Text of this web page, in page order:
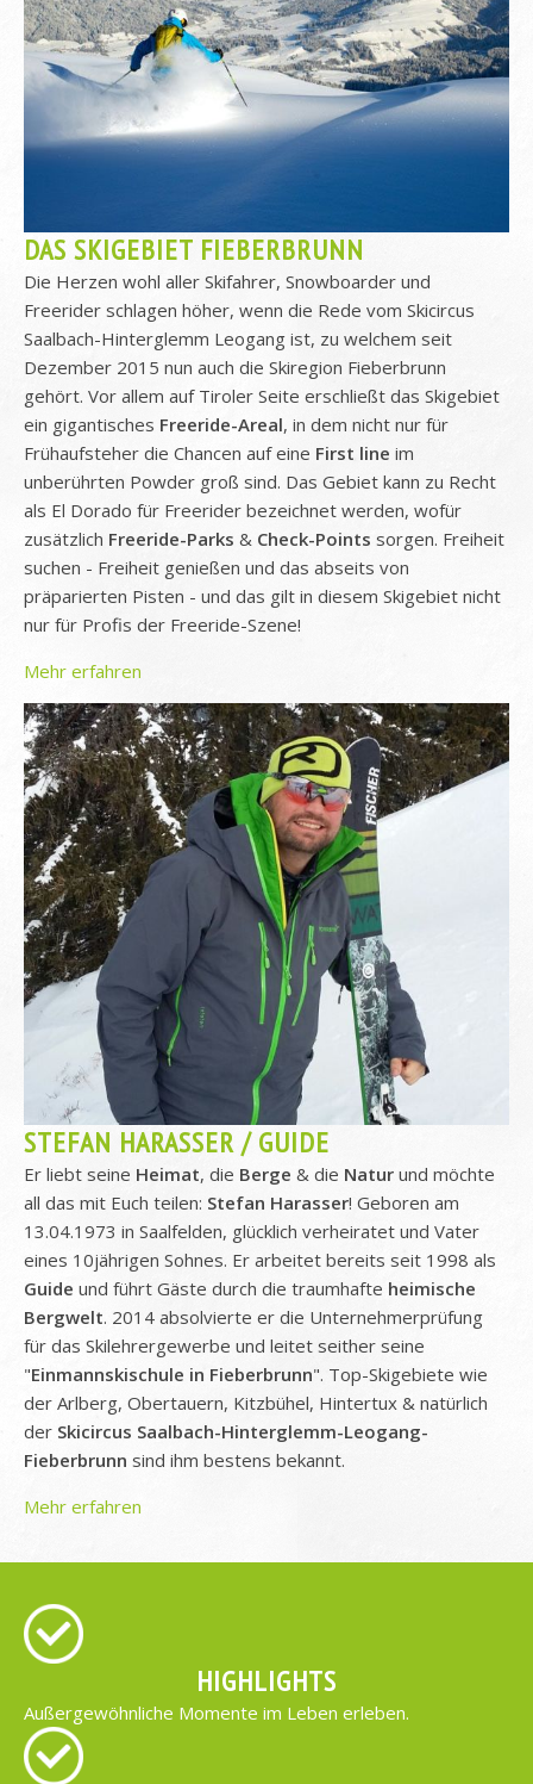
DAS SKIGEBIET FIEBERBRUNN
Die Herzen wohl aller Skifahrer, Snowboarder und
Freerider schlagen höher, wenn die Rede vom Skicircus
Saalbach-Hinterglemm Leogang ist, zu welchem seit
Dezember 2015 nun auch die Skiregion Fieberbrunn
gehört. Vor allem auf Tiroler Seite erschließt das Skigebiet
ein gigantisches Freeride-Areal, in dem nicht nur für
Frühaufsteher die Chancen auf eine First line im
unberührten Powder groß sind. Das Gebiet kann zu Recht
als El Dorado für Freerider bezeichnet werden, wofür
zusätzlich Freeride-Parks & Check-Points sorgen. Freiheit
suchen - Freiheit genießen und das abseits von
präparierten Pisten - und das gilt in diesem Skigebiet nicht
nur für Profis der Freeride-Szene!
Mehr erfahren
STEFAN HARASSER / GUIDE
Er liebt seine Heimat, die Berge & die Natur und möchte
all das mit Euch teilen: Stefan Harasser! Geboren am
13.04.1973 in Saalfelden, glücklich verheiratet und Vater
eines 10jährigen Sohnes. Er arbeitet bereits seit 1998 als
Guide und führt Gäste durch die traumhafte heimische
Bergwelt. 2014 absolvierte er die Unternehmerprüfung
für das Skilehrergewerbe und leitet seither seine
"Einmannskischule in Fieberbrunn". Top-Skigebiete wie
der Arlberg, Obertauern, Kitzbühel, Hintertux & natürlich
der Skicircus Saalbach-Hinterglemm-Leogang-
Fieberbrunn sind ihm bestens bekannt.
Mehr erfahren
HIGHLIGHTS
Außergewöhnliche Momente im Leben erleben.